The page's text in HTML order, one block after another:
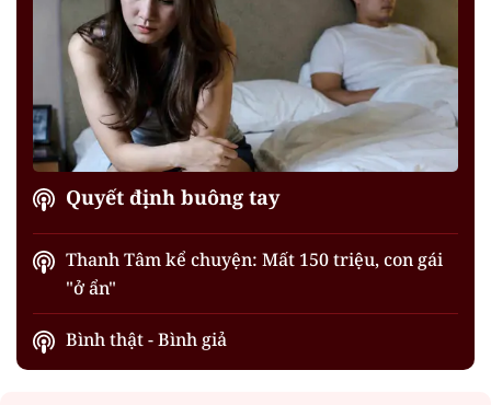
Quyết định buông tay
Thanh Tâm kể chuyện: Mất 150 triệu, con gái
"ở ẩn"
Bình thật - Bình giả